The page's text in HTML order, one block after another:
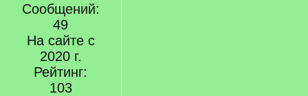
Сообщений:
49
На сайте с
2020 г.
Рейтинг:
103